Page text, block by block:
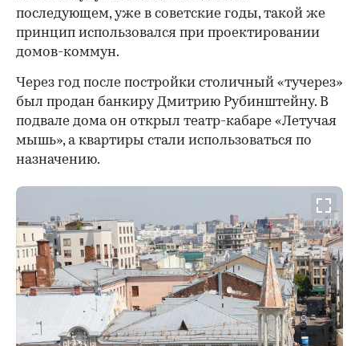
последующем, уже в советские годы, такой же
принцип использовался при проектировании
домов-коммун.
Через год после постройки столичный «тучерез»
был продан банкиру Дмитрию Рубинштейну. В
подвале дома он открыл театр-кабаре «Летучая
мышь», а квартиры стали использоваться по
назначению.